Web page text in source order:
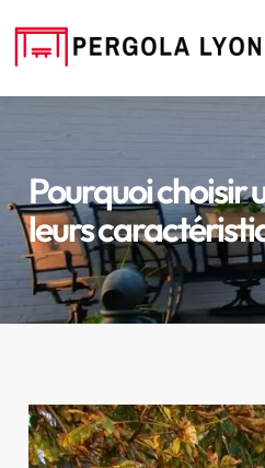
Pourquoi choisir
leurs